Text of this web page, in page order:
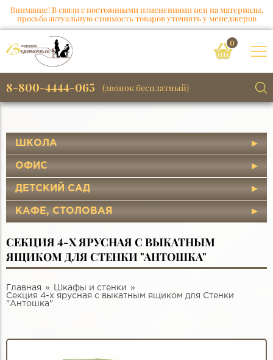
Внимание! В связи с постоянными изменениями цен на материалы,
просьба актуальную стоимость товаров уточнять у менеджеров
0
8-800-4444-065 (звонок бесплатный)
ШКОЛА
ОФИС
ДЕТСКИЙ САД
КАФЕ, СТОЛОВАЯ
СЕКЦИЯ 4-Х ЯРУСНАЯ С ВЫКАТНЫМ
ЯЩИКОМ ДЛЯ СТЕНКИ "АНТОШКА"
Главная
Шкафы и стенки
Секция 4-х ярусная с выкатным ящиком для Стенки
"Антошка"